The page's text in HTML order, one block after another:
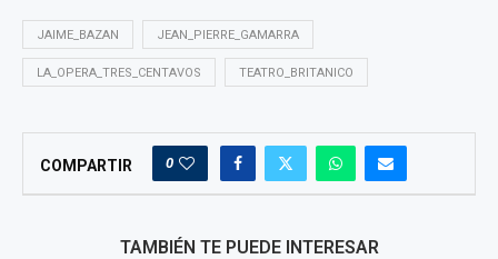
JAIME_BAZAN JEAN_PIERRE_GAMARRA
LA_OPERA_TRES_CENTAVOS TEATRO_BRITANICO
COMPARTIR 0
TAMBIÉN TE PUEDE INTERESAR